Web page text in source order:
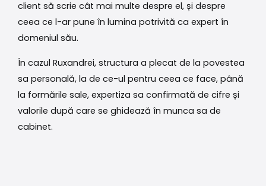
client să scrie cât mai multe despre el, și despre
ceea ce l-ar pune în lumina potrivită ca expert în
domeniul său.
În cazul Ruxandrei, structura a plecat de la povestea
sa personală, la de ce-ul pentru ceea ce face, până
la formările sale, expertiza sa confirmată de cifre și
valorile după care se ghidează în munca sa de
cabinet.